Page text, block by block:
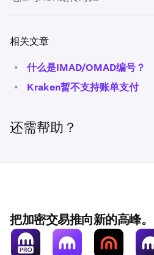
选项下查看。
• 如何从Bank of America发送
• 如何从Wells Fargo发送境内
• 如何从Citibank发送境内电汇
写，是一套由美联储创建的系统
及收付款而设计。
重要因素需要考量：
（银行收取的费用）
$0-5
免费
相关文章
• 什么是IMAD/OMAD编号？
• Kraken暂不支持账单支付
还需帮助？
把加密交易推向新的高峰。